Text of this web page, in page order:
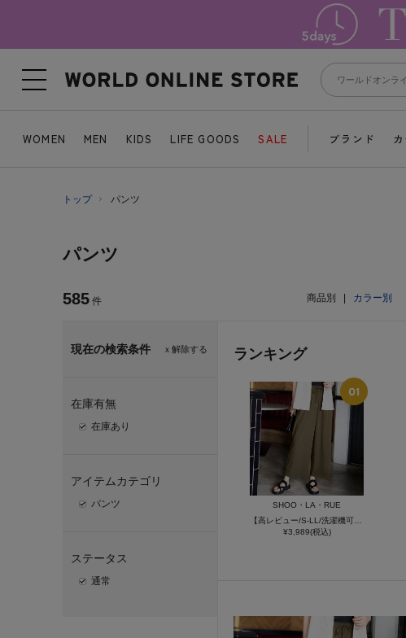
WOMEN MEN KIDS LIFE GOODS SALE ブランド
トップ パンツ
パンツ
585 件 商品別 カラー別
ｘ解除する
現在の検索条件
在庫有無
在庫あり
アイテムカテゴリ
パンツ
ステータス
通常
ランキング
SHOO・LA・RUE
¥3,989(税込)